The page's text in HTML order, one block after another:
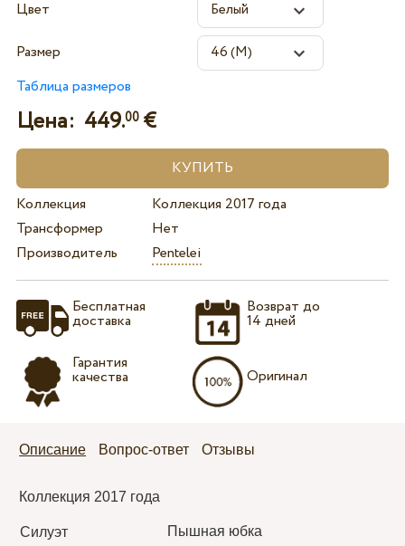
Цвет
Размер
Таблица размеров
Цена: 449.00€
Коллекция
Коллекция 2017 года
Трансформер
Нет
Производитель
Pentelei
Бесплатная
доставка
Гарантия
качества
Возврат до
14 дней
Оригинал
Описание Вопрос-ответ Отзывы
Коллекция 2017 года
Силуэт
Пышная юбка